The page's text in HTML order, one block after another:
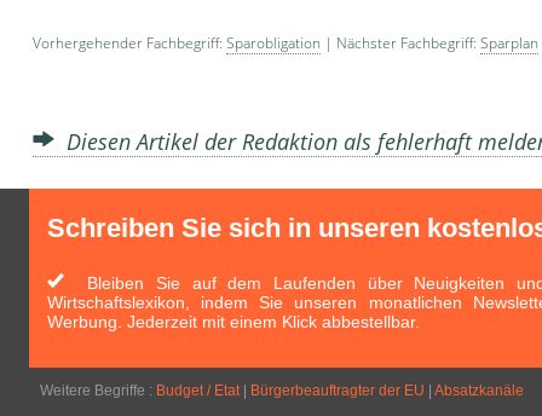
Vorhergehender Fachbegriff: Sparobligation | Nächster Fachbegriff: Sparplan
Diesen Artikel der Redaktion als fehlerhaft
Schreiben Sie sich in unseren
Bleiben Sie auf dem Laufenden über Neuigkeiten
Wirtschaftslexikon, indem Sie unseren monatlichen
Werbung. Jederzeit mit einem Klick abbestellbar.
Weitere Begriffe : Budget / Etat| Bürgerbeauftragter der EU Absatzkanäle